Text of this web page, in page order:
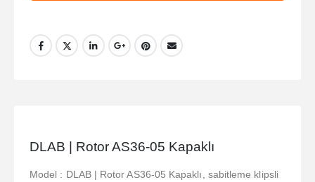
DLAB | Rotor AS36-05 Kapaklı
Model : DLAB | Rotor AS36-05 Kapaklı, sabitleme klipsli